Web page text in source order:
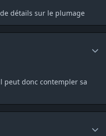
détails sur le plumage
peut donc contempler sa